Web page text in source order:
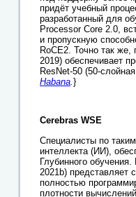
придёт учебный
разработанный для
Processor Core 2.0,
и пропускную
RoCE2. Точно так же,
2019) обеспечивает
ResNet-50 (50-
Habana }
Cerebras WSE
Специалисты по
интеллекта (ИИ),
Глубинного
2021b) представляет
полностью
плотности